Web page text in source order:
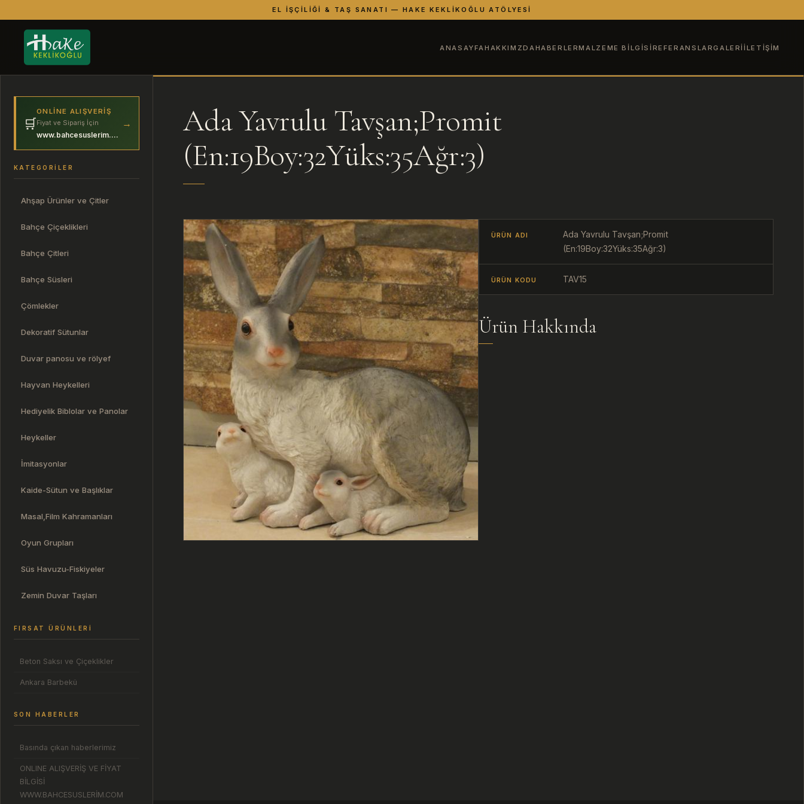
EL İŞÇILIĞI & TAŞ SANATI — HAKE KEKLIKOĞLU ATÖLYESI
ANASAYFAHAKKIMZDAHABERLERMALZEME BILGISI REFERANSLAR GALERI İLETIŞIM
🛒
ONLINE ALIŞVERIŞ
Fiyat ve Sipariş İçin
www.bahcesuslerim.com
→
KATEGORILER
Ahşap Ürünler ve Çitler
Bahçe Çiçeklikleri
Bahçe Çitleri
Bahçe Süsleri
Çömlekler
Dekoratif Sütunlar
Duvar panosu ve rölyef
Hayvan Heykelleri
Hediyelik Biblolar ve Panolar
Heykeller
İmitasyonlar
Kaide-Sütun ve Başlıklar
Masal,Film Kahramanları
Oyun Grupları
Süs Havuzu-Fiskiyeler
Zemin Duvar Taşları
FIRSAT ÜRÜNLERI
Beton Saksı ve Çiçeklikler
Ankara Barbekü
SON HABERLER
Basında çıkan haberlerimiz
ONLINE ALIŞVERİŞ VE FİYAT
BİLGİSİ
WWW.BAHCESUSLERİM.COM
Ada Yavrulu Tavşan;Promit
(En:19Boy:32Yüks:35Ağr:3)
ÜRÜN ADI
Ada Yavrulu Tavşan;Promit
(En:19Boy:32Yüks:35Ağr:3)
ÜRÜN KODU TAV15
Ürün Hakkında